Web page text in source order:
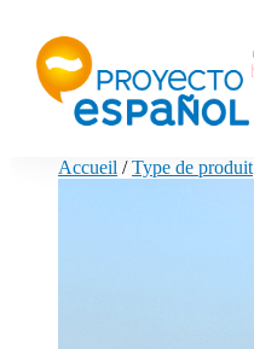
Accueil /Type de produit